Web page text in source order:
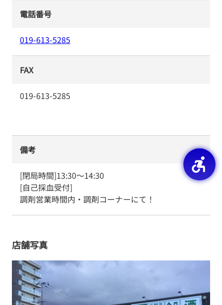
電話番号
019-613-5285
FAX
019-613-5285
備考
[閉局時間]13:30～14:30
[自己採血受付]
調剤営業時間内・調剤コーナーにて！
店舗写真